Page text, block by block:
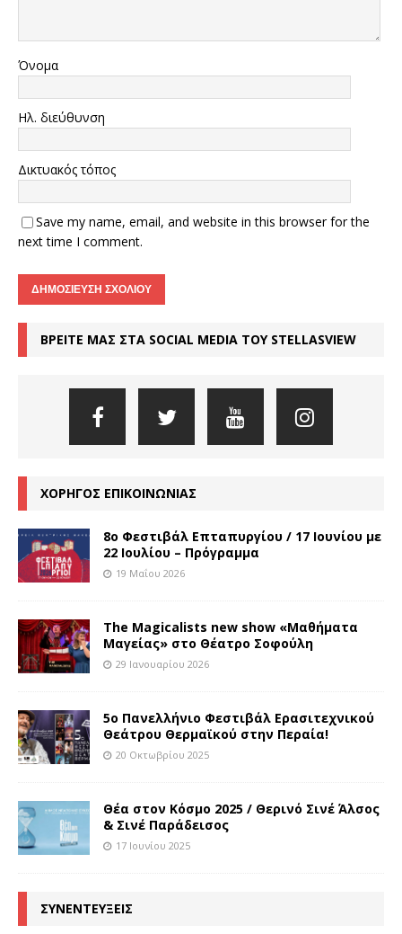
Όνομα
Ηλ. διεύθυνση
Δικτυακός τόπος
Save my name, email, and website in this browser for the
next time I comment.
ΒΡΕΙΤΕ ΜΑΣ ΣΤΑ SOCIAL MEDIA ΤΟΥ STELLASVIEW
ΧΟΡΗΓΟΣ ΕΠΙΚΟΙΝΩΝΙΑΣ
8o Φεστιβάλ Επταπυργίου / 17 Ιουνίου με
22 Ιουλίου – Πρόγραμμα
19 Μαΐου 2026
The Magicalists new show «Μαθήματα
Μαγείας» στο Θέατρο Σοφούλη
29 Ιανουαρίου 2026
5ο Πανελλήνιο Φεστιβάλ Ερασιτεχνικού
Θεάτρου Θερμαϊκού στην Περαία!
20 Οκτωβρίου 2025
Θέα στον Κόσμο 2025 / Θερινό Σινέ Άλσος
& Σινέ Παράδεισος
17 Ιουνίου 2025
ΣΥΝΕΝΤΕΥΞΕΙΣ